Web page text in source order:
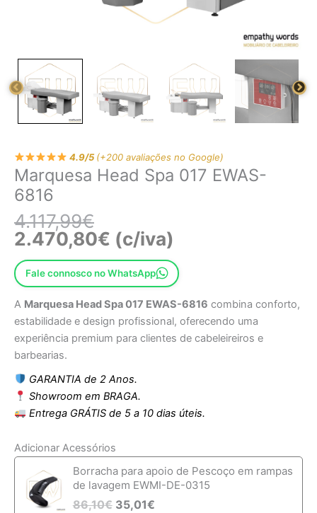
4.9/5(+200 avaliações no Google)
Marquesa Head Spa 017 EWAS-
6816
4.117,99€
2.470,80€ (c/iva)
Fale connosco no WhatsApp
A Marquesa Head Spa 017 EWAS-6816 combina conforto,
estabilidade e design profissional, oferecendo uma
experiência premium para clientes de cabeleireiros e
barbearias.
GARANTIA de 2 Anos.
Showroom em BRAGA.
Entrega GRÁTIS de 5 a 10 dias úteis.
Adicionar Acessórios
Borracha para apoio de Pescoço em rampas
de lavagem EWMI-DE-0315
86,10€ 35,01€